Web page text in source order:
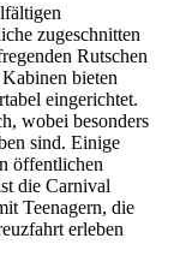
zugeschnitten
Rutschen
bieten
eingerichtet.
wobei besonders
sind. Einige
öffentlichen
die Carnival
Teenagern, die
erleben